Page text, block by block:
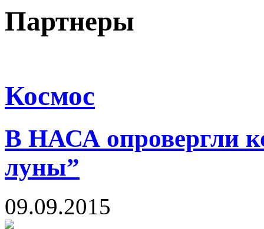
Партнеры
Космос
В НАСА опровергли
луны”
09.09.2015